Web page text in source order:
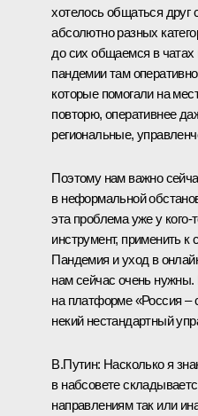
хотелось общаться друг
абсолютно разных
до сих общаемся в чатах
пандемии там
которые помогали на
повторю, оперативнее
региональные,
Поэтому нам важно
в неформальной
эта проблема уже у
инструмент, применить к
Пандемия и уход в
нам сейчас очень
на платформе «Россия –
некий нестандартный
В.Путин: Насколько я
в набсовете
направлениям так или